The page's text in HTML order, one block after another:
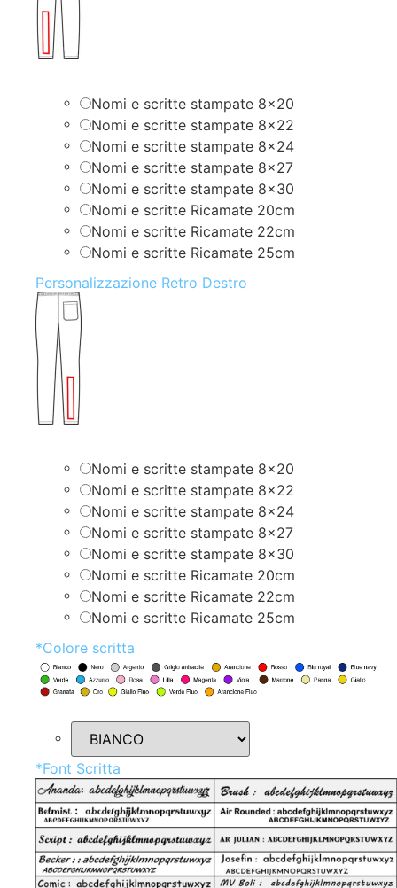
Nomi e scritte stampate 8×20
Nomi e scritte stampate 8×22
Nomi e scritte stampate 8×24
Nomi e scritte stampate 8×27
Nomi e scritte stampate 8×30
Nomi e scritte Ricamate 20cm
Nomi e scritte Ricamate 22cm
Nomi e scritte Ricamate 25cm
Personalizzazione Retro Destro
Nomi e scritte stampate 8×20
Nomi e scritte stampate 8×22
Nomi e scritte stampate 8×24
Nomi e scritte stampate 8×27
Nomi e scritte stampate 8×30
Nomi e scritte Ricamate 20cm
Nomi e scritte Ricamate 22cm
Nomi e scritte Ricamate 25cm
*Colore scritta
*Font Scritta